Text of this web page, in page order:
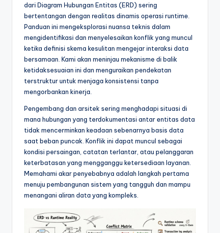
si
&
S
o
dari Diagram Hubungan Entitas (ERD) sering
bertentangan dengan realitas dinamis operasi runtime.
Panduan ini mengeksplorasi nuansa teknis dalam
mengidentifikasi dan menyelesaikan konflik yang muncul
ketika definisi skema kesulitan mengejar interaksi data
bersamaan. Kami akan meninjau mekanisme di balik
ketidaksesuaian ini dan menguraikan pendekatan
terstruktur untuk menjaga konsistensi tanpa
mengorbankan kinerja.
Pengembang dan arsitek sering menghadapi situasi di
mana hubungan yang terdokumentasi antar entitas data
tidak mencerminkan keadaan sebenarnya basis data
saat beban puncak. Konflik ini dapat muncul sebagai
kondisi persaingan, catatan terlantar, atau pelanggaran
keterbatasan yang mengganggu ketersediaan layanan.
Memahami akar penyebabnya adalah langkah pertama
menuju pembangunan sistem yang tangguh dan mampu
menangani aliran data yang kompleks.